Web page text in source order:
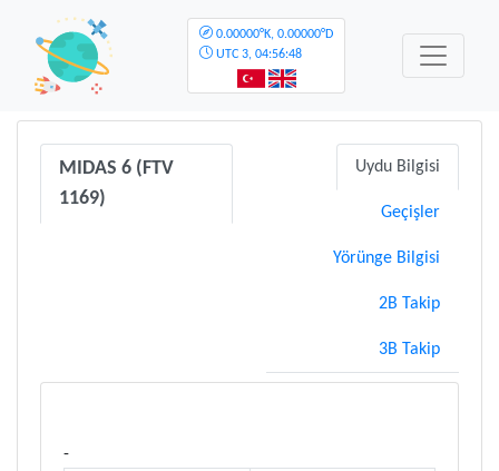
0.00000°K, 0.00000°D
UTC 3, 04:56:48
MIDAS 6 (FTV
1169)
Uydu Bilgisi
Geçişler
Yörünge Bilgisi
2B Takip
3B Takip
-